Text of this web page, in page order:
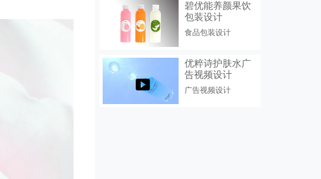
碧优能养颜果饮
包装设计
食品包装设计
优粹诗护肤水广
告视频设计
广告视频设计